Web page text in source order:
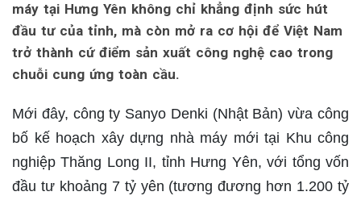
máy tại Hưng Yên không chỉ khẳng định sức hút
đầu tư của tỉnh, mà còn mở ra cơ hội để Việt Nam
trở thành cứ điểm sản xuất công nghệ cao trong
chuỗi cung ứng toàn cầu.
Mới đây, công ty Sanyo Denki (Nhật Bản) vừa công
bố kế hoạch xây dựng nhà máy mới tại Khu công
nghiệp Thăng Long II, tỉnh Hưng Yên, với tổng vốn
đầu tư khoảng 7 tỷ yên (tương đương hơn 1.200 tỷ